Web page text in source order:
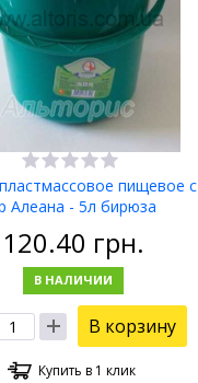
пищевое с
Алеана - 5л бирюза
120.40 грн.
В НАЛИЧИИ
В корзину
Купить в 1 клик